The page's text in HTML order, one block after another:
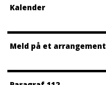
Kalender
Meld på et arrangement